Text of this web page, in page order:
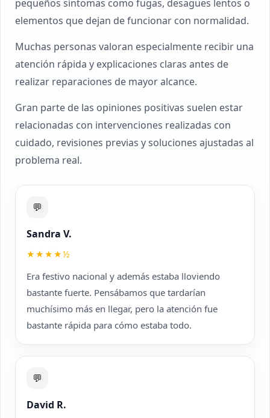
pequeños síntomas como fugas, desagües lentos o
elementos que dejan de funcionar con normalidad.
Muchas personas valoran especialmente recibir una
atención rápida y explicaciones claras antes de
realizar reparaciones de mayor alcance.
Gran parte de las opiniones positivas suelen estar
relacionadas con intervenciones realizadas con
cuidado, revisiones previas y soluciones ajustadas al
problema real.
💬
Sandra V.
★★★★½
Era festivo nacional y además estaba lloviendo
bastante fuerte. Pensábamos que tardarían
muchísimo más en llegar, pero la atención fue
bastante rápida para cómo estaba todo.
💬
David R.